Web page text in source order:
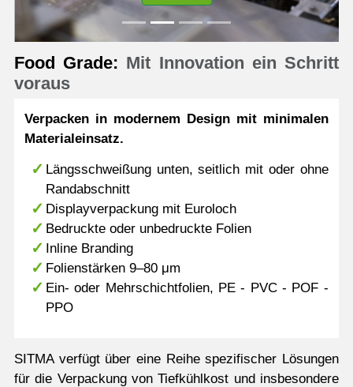
Previous
Food Grade: Mit Innovation ein Schritt
voraus
Verpacken in modernem Design mit minimalen
Materialeinsatz.
Längsschweißung unten, seitlich mit oder ohne
Randabschnitt
Displayverpackung mit Euroloch
Bedruckte oder unbedruckte Folien
Inline Branding
Folienstärken 9–80 μm
Ein- oder Mehrschichtfolien, PE - PVC - POF -
PPO
SITMA verfügt über eine Reihe spezifischer Lösungen
für die Verpackung von Tiefkühlkost und insbesondere